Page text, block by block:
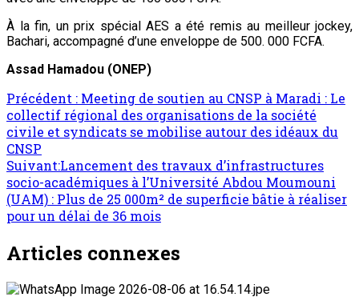
À la fin, un prix spécial AES a été remis au meilleur jockey,
Bachari, accompagné d’une enveloppe de 500. 000 FCFA.
Assad Hamadou (ONEP)
Précédent : Meeting de soutien au CNSP à Maradi : Le
collectif régional des organisations de la société
civile et syndicats se mobilise autour des idéaux du
CNSP
Suivant:Lancement des travaux d’infrastructures
socio-académiques à l’Université Abdou Moumouni
(UAM) : Plus de 25 000m² de superficie bâtie à réaliser
pour un délai de 36 mois
Articles connexes